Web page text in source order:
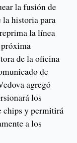
la fusión de
la historia para
la línea
de la oficina
de
agregó
los
chips y permitirá
a los